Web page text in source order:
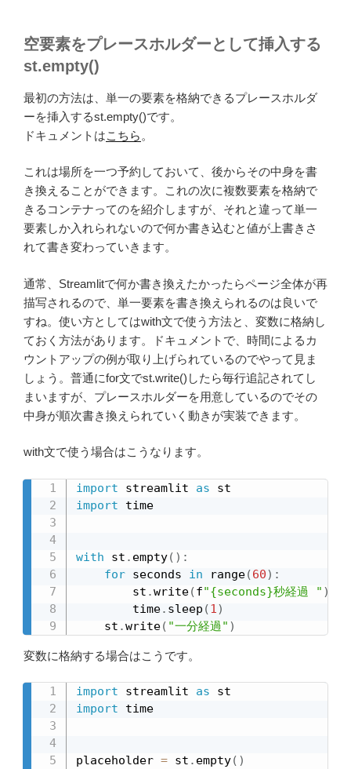
空要素をプレースホルダーとして挿入する
st.empty()
最初の方法は、単一の要素を格納できるプレースホルダ
ーを挿入するst.empty()です。
ドキュメントはこちら 。
これは場所を一つ予約しておいて、後からその中身を書
き換えることができます。これの次に複数要素を格納で
きるコンテナってのを紹介しますが、それと違って単一
要素しか入れられないので何か書き込むと値が上書きさ
れて書き変わっていきます。
通常、Streamlitで何か書き換えたかったらページ全体が再
描写されるので、単一要素を書き換えられるのは良いで
すね。使い方としてはwith文で使う方法と、変数に格納し
ておく方法があります。ドキュメントで、時間によるカ
ウントアップの例が取り上げられているのでやって見ま
しょう。普通にfor文でst.write()したら毎行追記されてし
まいますが、プレースホルダーを用意しているのでその
中身が順次書き換えられていく動きが実装できます。
with文で使う場合はこうなります。
import streamlit as
import time
with st . empty( ) :
for seconds in range(60) :
        st
.write(f"{seconds}秒経過 " )
        time
. sleep (1)
    st
.write( "一分経過" )
変数に格納する場合はこうです。
import streamlit as
import time
placeholder = st . empty( )